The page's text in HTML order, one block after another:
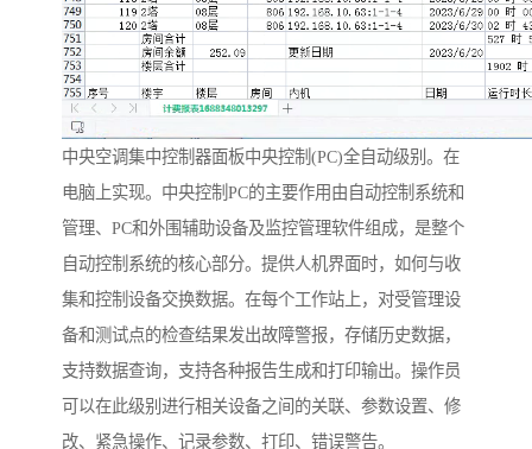
中央空调集中控制器面板中央控制(PC)全自动级别。在
电脑上实现。中央控制PC的主要作用由自动控制系统和
管理、PC和外围辅助设备及监控管理软件组成，是整个
自动控制系统的核心部分。提供人机界面时，如何与收
集和控制设备交换数据。在每个工作站上，对受管理设
备和测试点的检查结果发出故障警报，存储历史数据，
支持数据查询，支持各种报告生成和打印输出。操作员
可以在此级别进行相关设备之间的关联、参数设置、修
改、紧急操作、记录参数、打印、错误警告。